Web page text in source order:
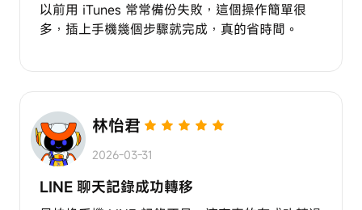
以前用 iTunes 常常備份失敗，這個操作簡單很
多，插上手機幾個步驟就完成，真的省時間。
林怡君
2026-03-31
LINE 聊天記錄成功轉移